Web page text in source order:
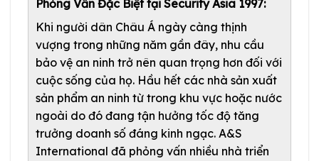
Phỏng Vấn Đặc Biệt tại Security Asia 1997:
Khi người dân Châu Á ngày càng thịnh
vượng trong những năm gần đây, nhu cầu
bảo vệ an ninh trở nên quan trọng hơn đối với
cuộc sống của họ. Hầu hết các nhà sản xuất
sản phẩm an ninh từ trong khu vực hoặc nước
ngoài do đó đang tận hưởng tốc độ tăng
trưởng doanh số đáng kinh ngạc. A&S
International đã phỏng vấn nhiều nhà triển